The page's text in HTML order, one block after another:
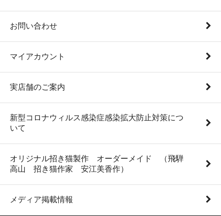
お問い合わせ
マイアカウント
実店舗のご案内
新型コロナウィルス感染症感染拡大防止対策につ
いて
オリジナル招き猫製作 オーダーメイド （飛騨
高山 招き猫作家 安江美香作）
メディア掲載情報